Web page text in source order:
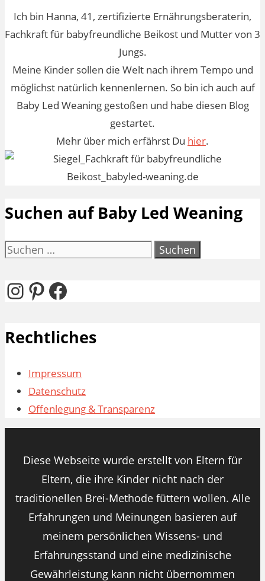
Ich bin Hanna, 41, zertifizierte Ernährungsberaterin,
Fachkraft für babyfreundliche Beikost und Mutter von 3
Jungs.
Meine Kinder sollen die Welt nach ihrem Tempo und
möglichst natürlich kennenlernen. So bin ich auch auf
Baby Led Weaning gestoßen und habe diesen Blog
gestartet.
Mehr über mich erfährst Du hier.
Suchen auf Baby Led Weaning
Suchen
Instagram
Pinterest
Facebook
Rechtliches
Impressum
Datenschutz
Offenlegung & Transparenz
Diese Webseite wurde erstellt von Eltern für
Eltern, die ihre Kinder nicht nach der
traditionellen Brei-Methode füttern wollen. Alle
Erfahrungen und Meinungen basieren auf
meinem persönlichen Wissens- und
Erfahrungsstand und eine medizinische
Gewährleistung kann nicht übernommen